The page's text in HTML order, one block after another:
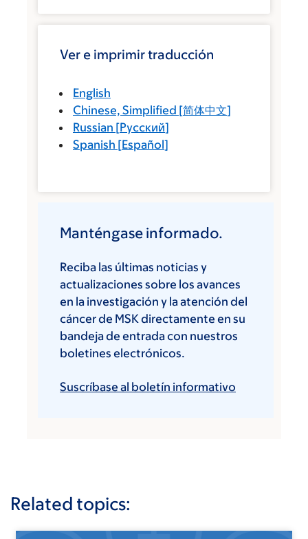
Ver e imprimir traducción
English
Chinese, Simplified [简体中文]
Russian [Русский]
Spanish [Español]
Manténgase informado.
Reciba las últimas noticias y
actualizaciones sobre los avances
en la investigación y la atención del
cáncer de MSK directamente en su
bandeja de entrada con nuestros
boletines electrónicos.
Suscríbase al boletín informativo
Related topics: